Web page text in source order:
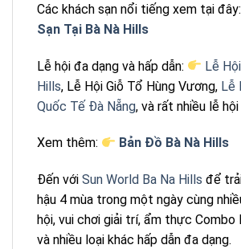
Các khách sạn nổi tiếng xem tại đây:
Sạn Tại Bà Nà Hills
Lễ hội đa dạng và hấp dẫn:
Lễ
Hills, Lễ Hội Giỗ Tổ Hùng Vương, Lễ
Quốc Tế Đà Nẵng, và rất nhiều lễ
Xem thêm: Bản Đồ Bà Nà Hills
Đến với Sun World Ba Na Hills để
hậu 4 mùa trong một ngày cùng
hội, vui chơi giải trí, ẩm thực Combo
và nhiều loại khác hấp dẫn đa dạng.